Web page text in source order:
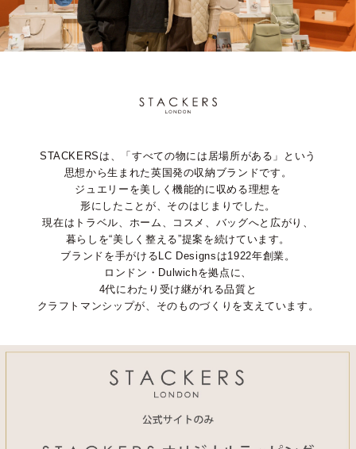
STACKERSは、「すべての物には居場所がある」という
思想から生まれた英国発の収納ブランドです。
ジュエリーを美しく機能的に収める理想を
形にしたことが、そのはじまりでした。
現在はトラベル、ホーム、コスメ、バッグへと広がり、
暮らしを“美しく整える”提案を続けています。
ブランドを手がけるLC Designsは1922年創業。
ロンドン・Dulwichを拠点に、
4代にわたり受け継がれる品質と
クラフトマンシップが、そのものづくりを支えています。